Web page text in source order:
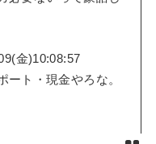
金)10:08:57
ート・現金やろな。